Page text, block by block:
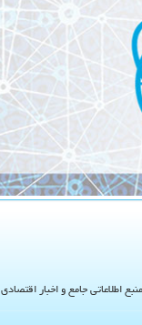
اطلاعاتی جامع و اخبار اقتصادی